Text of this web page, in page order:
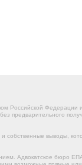
Российской
предварительного
собственные выводы,
Адвокатское бюро